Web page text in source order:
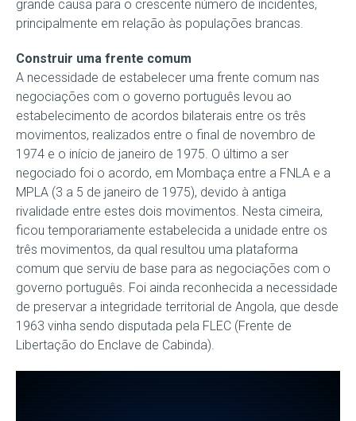
grande causa para o crescente número de incidentes,
principalmente em relação às populações brancas.
Construir uma frente comum
A necessidade de estabelecer uma frente comum nas
negociações com o governo português levou ao
estabelecimento de acordos bilaterais entre os três
movimentos, realizados entre o final de novembro de
1974 e o início de janeiro de 1975. O último a ser
negociado foi o acordo, em Mombaça entre a FNLA e a
MPLA (3 a 5 de janeiro de 1975), devido à antiga
rivalidade entre estes dois movimentos. Nesta cimeira,
ficou temporariamente estabelecida a unidade entre os
três movimentos, da qual resultou uma plataforma
comum que serviu de base para as negociações com o
governo português. Foi ainda reconhecida a necessidade
de preservar a integridade territorial de Angola, que desde
1963 vinha sendo disputada pela FLEC (Frente de
Libertação do Enclave de Cabinda).